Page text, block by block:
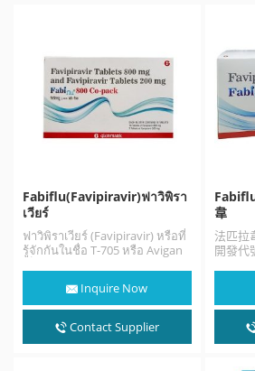
Fabiflu(Favipiravir)ฟาวิพิรา
เวียร์
ฟาวิพิราเวียร์ (Favipiravir) หรือที่
รู้จักกันในชื่อ T-705 หรือ Avigan
工業) ของประเทศญี่ปุ่น มีฤทธิ์ต่อ
ต้านอาร์เอ็นเอไวรัสหลายชนิด ​ใน
เดือนกุมภาพันธ์ พ.ศ. ได้รับการ
ศึกษาแบบสุ่มในประเทศจีนเพื่อ
Inquire Now
Contact Supplier
韋
法匹拉
開發代
山化
學）共
種
胺衍